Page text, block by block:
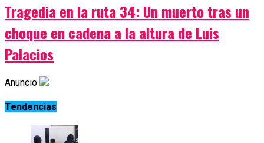
Tragedia en la ruta 34: Un muerto tras un
choque en cadena a la altura de Luis
Palacios
Anuncio
Tendencias